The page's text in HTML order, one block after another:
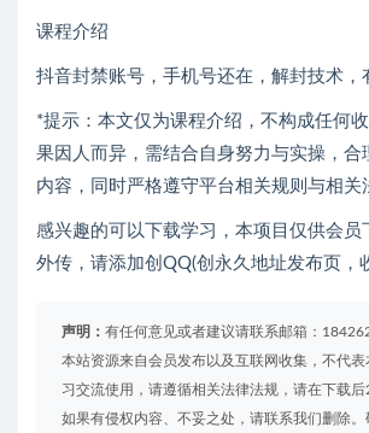
课程介绍
抖音封禁账号，手机号还在，解封技术，
*提示：本文仅为课程介绍，不构成任何
果因人而异，需结合自身努力与实操，合
内容，同时严格遵守平台相关规则与相关
感兴趣的可以下载学习，本项目仅供会员
外传，请添加创QQ(创永久地址发布页，
声明： 有任何意见或者建议请联系邮箱：
本站资源来自会员发布以及互联网收集，不代
习交流使用，请遵循相关法律法规，请在下载后
如果有侵权内容、不妥之处，请联系我们删除。